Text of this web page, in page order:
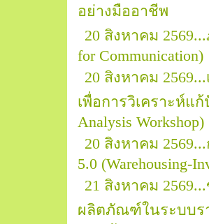
อย่างมืออาชีพ
20 สิงหาคม
for Communication)
20 สิงหาคม
เพื่อการวิเคราะห์แ
Analysis Workshop)
20 สิงหาคม
5.0 (Warehousing-
21 สิงหาคม
ผลิตภัณฑ์ในระบบร